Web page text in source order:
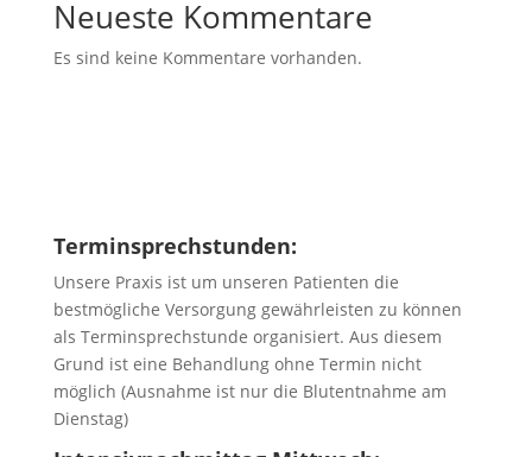
Neueste Kommentare
Es sind keine Kommentare vorhanden.
Terminsprechstunden:
Unsere Praxis ist um unseren Patienten die
bestmögliche Versorgung gewährleisten zu können
als Terminsprechstunde organisiert. Aus diesem
Grund ist eine Behandlung ohne Termin nicht
möglich (Ausnahme ist nur die Blutentnahme am
Dienstag)